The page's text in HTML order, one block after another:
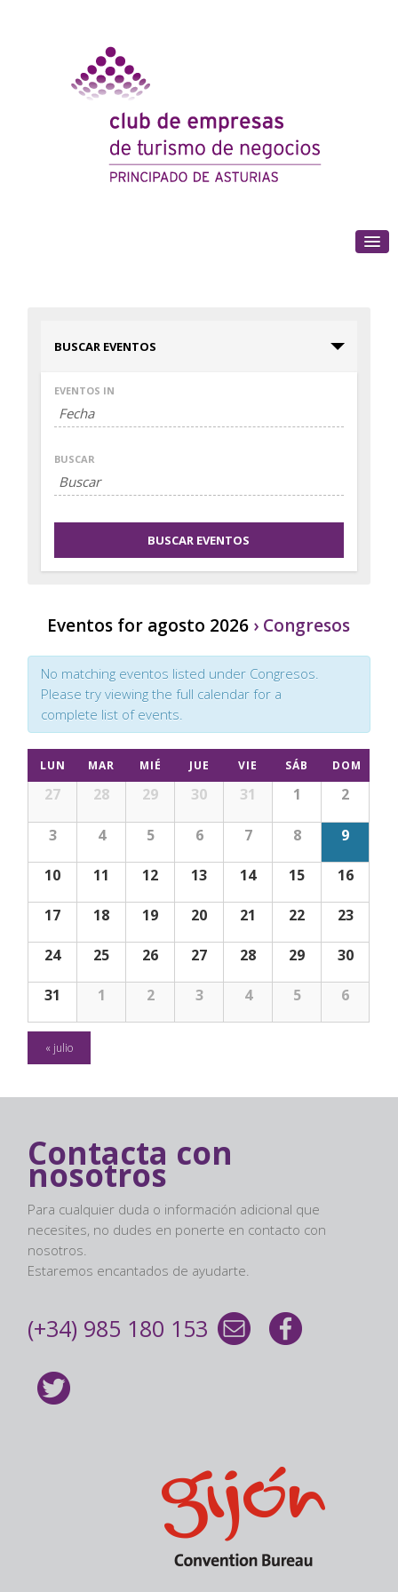
BUSCAR EVENTOS
EVENTOS IN
BUSCAR
Eventos for agosto 2026 › Congresos
No matching eventos listed under Congresos.
Please try viewing the full calendar for a
complete list of events.
LUN MAR MIÉ JUE VIE SÁB DOM
27 28 29 30 31 1 2
3 4 5 6 7 8 9
10 11 12 13 14 15 16
17 18 19 20 21 22 23
24 25 26 27 28 29 30
31 1 2 3 4 5 6
Calendar
Month
« julio
Contacta con
nosotros
Para cualquier duda o información adicional que
necesites, no dudes en ponerte en contacto con
nosotros.
Estaremos encantados de ayudarte.
(+34) 985 180 153